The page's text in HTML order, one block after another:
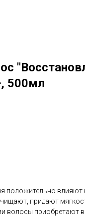
500мл
положительно влияют
придают
волосы приобретают